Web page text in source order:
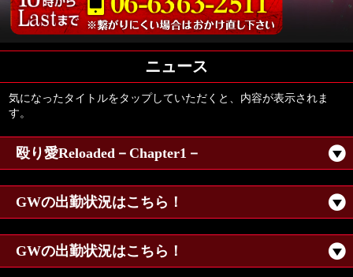
ニュース
気になったタイトルをタップしていただくと、内容が表示されま
す。
殴り愛Reloaded－Chapter1－
GWの出勤状況はこちら！
GWの出勤状況はこちら！